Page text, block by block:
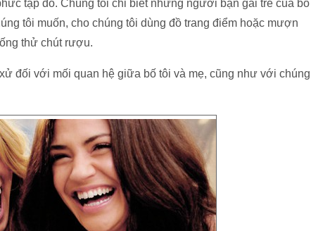
tạp đó. Chúng tôi chỉ biết những người bạn gái trẻ của bố
tôi muốn, cho chúng tôi dùng đồ trang điểm hoặc mượn
thử chút rượu.
đối với mối quan hệ giữa bố tôi và mẹ, cũng như với chúng